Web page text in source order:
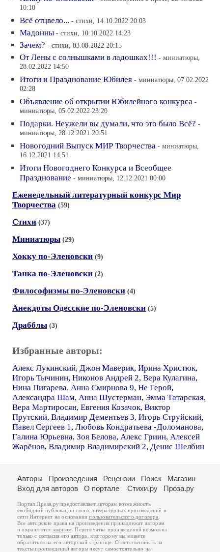
10:10
Всё отцвело... - стихи, 14.10.2022 20:03
Мадонны - стихи, 10.10.2022 14:23
Зачем? - стихи, 03.08.2022 20:15
От Лены с солнышками в ладошках!!! - миниатюры,
28.02.2022 14:50
Итоги и Празднование Юбилея - миниатюры, 07.02.2022
02:28
Объявление об открытии Юбилейного конкурса -
миниатюры, 05.02.2022 23:20
Подарки. Неужели вы думали, что это было Всё? -
миниатюры, 28.12.2021 20:51
Новогодний Выпуск МИР Творчества - миниатюры,
16.12.2021 14:51
Итоги Новогоднего Конкурса и Всеобщее
Празднование - миниатюры, 12.12.2021 00:00
Еженедельный литературный конкурс Мир
Творчества (59)
Стихи (37)
Миниатюры (29)
Хокку по-Эленовски (9)
Танка по-Эленовски (2)
Философизмы по-Эленовски (4)
Анекдоты Одесские по-Эленовски (5)
Драбблы (3)
Избранные авторы:
Алекс Лукинский, Джон Маверик, Ирина Христюк,
Игорь Тычинин, Никонов Андрей 2, Вера Кулагина,
Нина Пигарева, Анна Смирнова 9, Не Герой,
Александра Шам, Анна Шустерман, Эмма Татарская,
Вера Мартиросян, Евгения Козачок, Виктор
Прутский, Владимир Дементьев 3, Игорь Струйский,
Павел Сергеев 1, Любовь Кондратьева -Доломанова,
Галина Юрьевна, Зоя Белова, Алекс Гриин, Алексей
Жарёнов, Владимир Владимирский 2, Денис Шелбин
Авторы Произведения Рецензии Поиск
Магазин
Вход для авторов
О портале Стихи.ру Проза.ру
Портал Проза.ру предоставляет авторам возможность
свободной публикации своих литературных произведений в
сети Интернет на основаниипользовательского договора
Все авторские права на произведения принадлежат авторам
и охраняются законом . Перепечатка произведений возможна
только с согласия его автора, к которому вы можете
обратиться на его авторской странице. Ответственность за
тексты произведений авторы несут самостоятельно на